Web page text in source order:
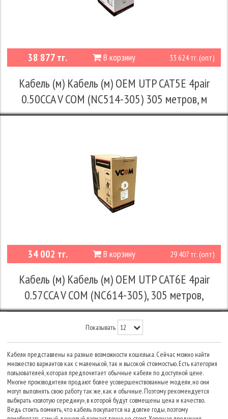
В корзину
38 877 тг. 33 624 тг. (опт)
Кабель (м) Кабель (м) OEM UTP CAT5E 4pair
0.50CCA V COM (NC514-305) 305 метров, м
В корзину
34 002 тг. 29 407 тг. (опт)
Кабель (м) Кабель (м) OEM UTP CAT6E 4pair
0.57CCA V COM (NC614-305), 305 метров,
Показывать
Кабели представлены на разные возможности кошелька. Сейчас можно найти
множество вариантов как с маленькой, так и высокой стоимостью. Есть категория
пользователей, которая предпочитает обычные кабели по доступной цене.
Многие производители продают более усовершенствованные модели, но они
могут выполнять свою работу так же, как и обычные. Поэтому рекомендуется
выбирать «золотую середину», в которой будут совмещены цена и качество.
Ведь стоить помнить, что кабель покупается на долгие годы, поэтому